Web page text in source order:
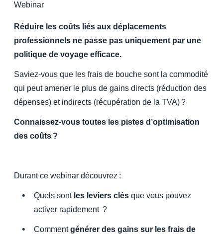
Denmark (English)
España (Español)
Norway (English)
Webinar
Réduire les coûts liés aux déplacements
professionnels ne passe pas uniquement par une
politique de voyage efficace.
Saviez-vous que les frais de bouche sont la commodité
qui peut amener le plus de gains directs (réduction des
dépenses) et indirects (récupération de la TVA) ?
Connaissez-vous toutes les pistes d’optimisation
des coûts ?
Durant ce webinar découvrez :
Quels sont les leviers clésque vous pouvez
activer rapidement ?
Commentgénérer des gains sur les frais de